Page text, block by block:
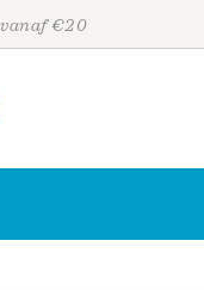
€20
Personen